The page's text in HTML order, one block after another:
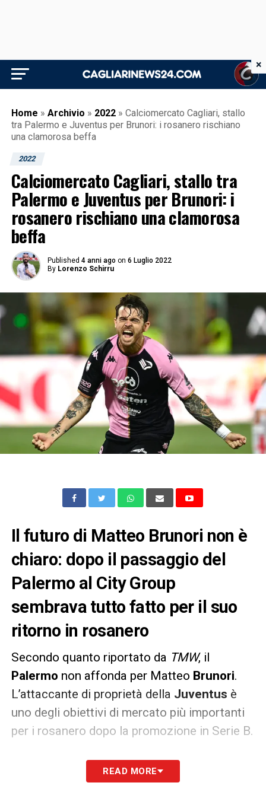
Home » Archivio » 2022 » Calciomercato Cagliari, stallo
tra Palermo e Juventus per Brunori: i rosanero rischiano
una clamorosa beffa
2022
Calciomercato Cagliari, stallo tra
Palermo e Juventus per Brunori: i
rosanero rischiano una clamorosa
beffa
Published 4 anni ago on 6 Luglio 2022
By Lorenzo Schirru
Il futuro di Matteo Brunori non è
chiaro: dopo il passaggio del
Palermo al City Group
sembrava tutto fatto per il suo
ritorno in rosanero
Secondo quanto riportato da TMW, il
Palermo non affonda per Matteo Brunori.
L’attaccante di proprietà della Juventus è
uno degli obiettivi di mercato più importanti
per i rosanero dopo la promozione in Serie B.
Dopo il passaggio del Palermo al City Group,
il ritorno di Brunori in Sicilia sembrava solo
READ MORE
×